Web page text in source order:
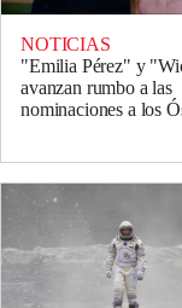
NOTICIAS
"Emilia Pérez" y
avanzan rumbo a las
nominaciones a los